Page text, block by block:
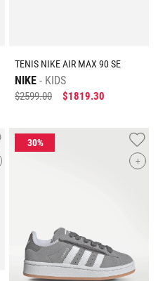
TENIS NIKE AIR MAX 90 SE
NIKE KIDS
$2599.00 $1819.30
+